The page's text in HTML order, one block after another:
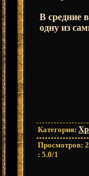
В средние
одну из
Категория:
Просмотров:
: 5.0/1